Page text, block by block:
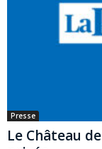
Presse
Le Château